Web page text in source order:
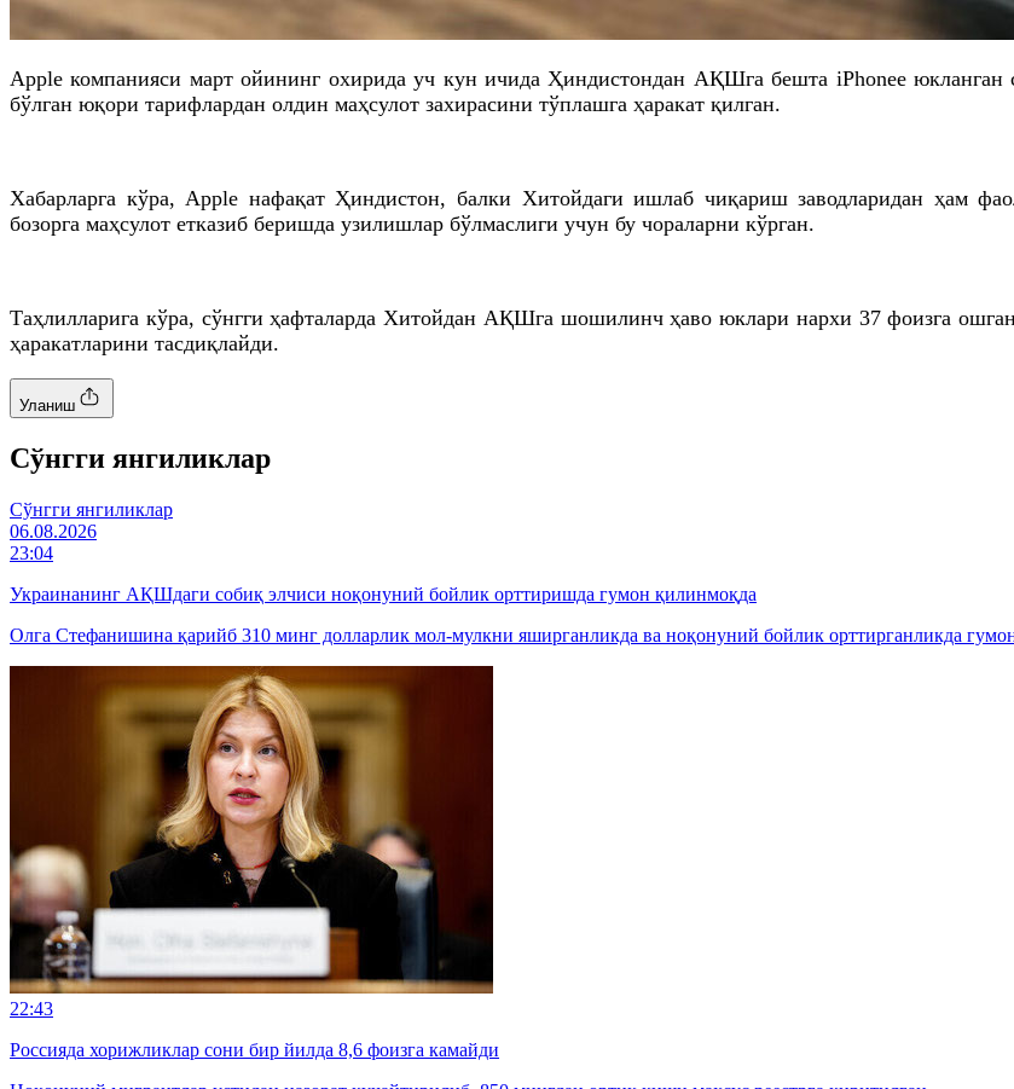
Apple компанияси март ойининг охирида уч кун ичида Ҳиндистондан АҚШга бешта iPhoneе
бўлган юқори тарифлардан олдин маҳсулот захирасини тўплашга ҳаракат қилган.
Хабарларга кўра, Apple нафақат Ҳиндистон, балки Хитойдаги ишлаб чиқариш заводларидан ҳам
бозорга маҳсулот етказиб беришда узилишлар бўлмаслиги учун бу чораларни кўрган.
Таҳлилларига кўра, сўнгги ҳафталарда Хитойдан АҚШга шошилинч ҳаво юклари нархи 37 фоизга
ҳаракатларини тасдиқлайди.
Уланиш
Cўнгги янгиликлар
Cўнгги янгиликлар
06.08.2026
23:04
Украинанинг АҚШдаги собиқ элчиси ноқонуний бойлик орттиришда гумон қилинмоқда
Олга Стефанишина қарийб 310 минг долларлик мол-мулкни яширганликда ва ноқонуний бойлик орттирганликда
22:43
Россияда хорижликлар сони бир йилда 8,6 фоизга камайди